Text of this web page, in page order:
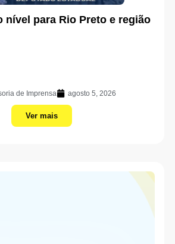
nível para Rio Preto e região
de Imprensa agosto 5, 2026
Ver mais